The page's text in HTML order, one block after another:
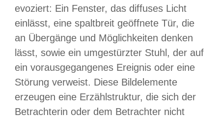
evoziert: Ein Fenster, das diffuses Licht
einlässt, eine spaltbreit geöffnete Tür, die
an Übergänge und Möglichkeiten denken
lässt, sowie ein umgestürzter Stuhl, der auf
ein vorausgegangenes Ereignis oder eine
Störung verweist. Diese Bildelemente
erzeugen eine Erzählstruktur, die sich der
Betrachterin oder dem Betrachter nicht